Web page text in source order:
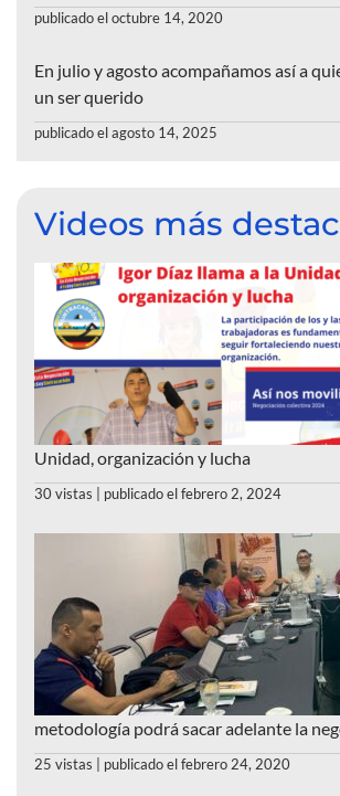
publicado el octubre 14, 2020
En julio y agosto acompañamos así a
un ser querido
publicado el agosto 14, 2025
Videos más
Unidad, organización y lucha
30 vistas publicado el febrero 2, 2024
metodología podrá sacar adelante la
25 vistas publicado el febrero 24, 2020